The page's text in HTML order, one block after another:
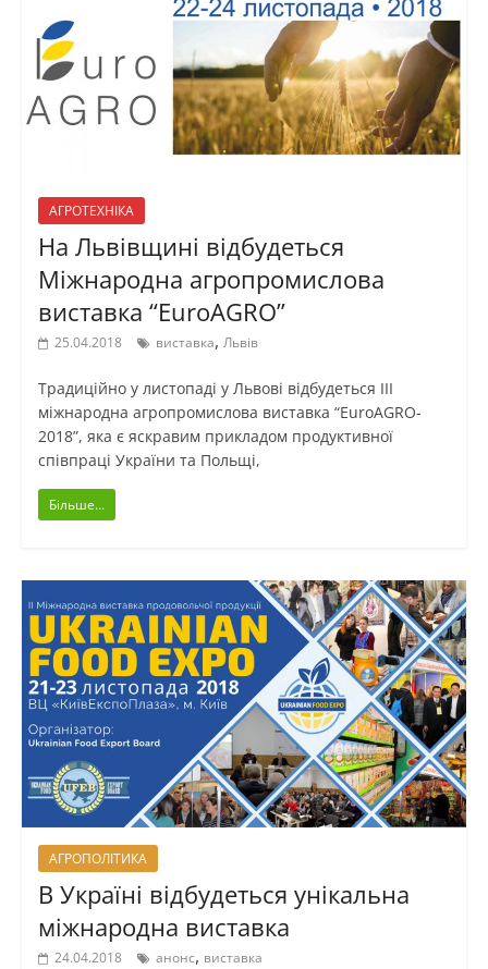
АГРОТЕХНІКА
На Львівщині відбудеться
Міжнародна агропромислова
виставка “EuroAGRO”
25.04.2018 виставка, Львів
Традиційно у листопаді у Львові відбудеться III
міжнародна агропромислова виставка “EuroAGRO-
2018”, яка є яскравим прикладом продуктивної
співпраці України та Польщі,
Більше...
АГРОПОЛІТИКА
В Україні відбудеться унікальна
міжнародна виставка
24.04.2018 анонс, виставка